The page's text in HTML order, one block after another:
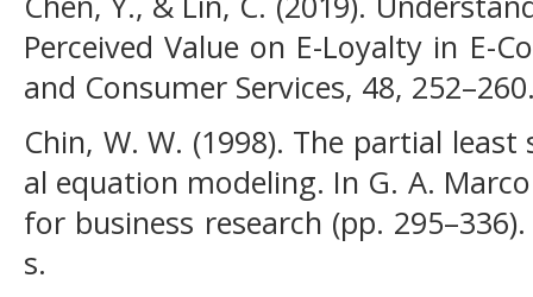
Perceived Value on E-Loyalty in E-
and Consumer Services, 48,
Chin, W. W. (1998). The partial
al equation modeling. In G. A.
for business research (pp.
s.